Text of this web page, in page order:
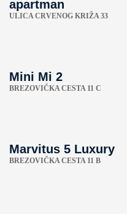
apartman
ULICA CRVENOG KRIŽA 33
Mini Mi 2
BREZOVIČKA CESTA 11 C
Marvitus 5 Luxury
BREZOVIČKA CESTA 11 B